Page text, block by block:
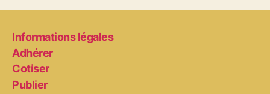
Informations légales
Adhérer
Cotiser
Publier